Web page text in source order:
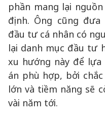
phần mang lại
định. Ông cũng
đầu tư cá nhân có
lại danh mục đầu tư
xu hướng này để
án phù hợp, bởi
lớn và tiềm năng sẽ
vài năm tới.